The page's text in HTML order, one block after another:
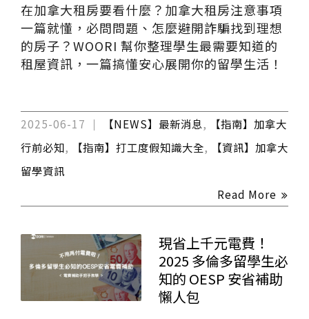
在加拿大租房要看什麼？加拿大租房注意事項
一篇就懂，必問問題、怎麼避開詐騙找到理想
的房子？WOORI 幫你整理學生最需要知道的
租屋資訊，一篇搞懂安心展開你的留學生活！
2025-06-17 【NEWS】最新消息,
【指南】加拿大
行前必知, 【指南】打工度假知識大全,
【資訊】加拿大
留學資訊
Read More
現省上千元電費！
2025 多倫多留學生必
知的 OESP 安省補助
懶人包